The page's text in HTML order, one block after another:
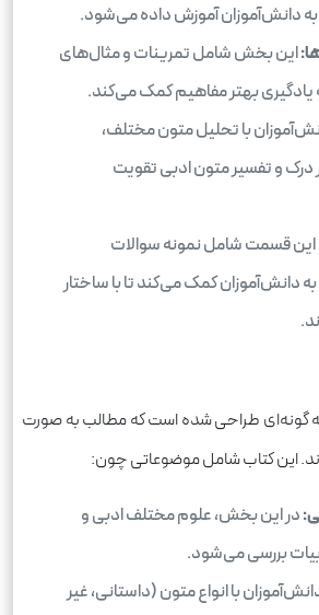
دانش‌آموزان آموزش داده می‌شود.
این بخش شامل تمرینات و مثال‌های
یادگیری بهتر مفاهیم کمک می‌کند.
با تحلیل متون مختلف،
درک و تفسیر متون ادبی تقویت
این قسمت شامل نمونه سوالات
دانش‌آموزان کمک می‌کند تا با ساختار
گونه‌ای طراحی شده است که مطالب به صورت
این کتاب شامل موضوعاتی چون:
در این بخش، علوم مختلف ادبی و
بررسی می‌شود.
با انواع متون (داستانی، غیر